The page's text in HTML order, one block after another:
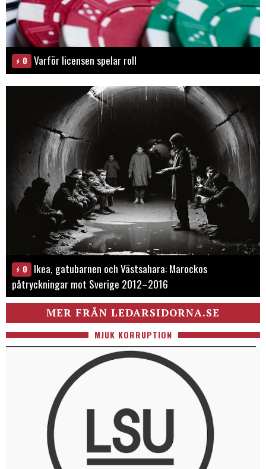
0 Varför licensen spelar roll
0
Ikea, gatubarnen och Västsahara: Marockos
påtryckningar mot Sverige 2012–2016
MER FRÅN LEDARSIDORNA.SE
MJUK KORRUPTION